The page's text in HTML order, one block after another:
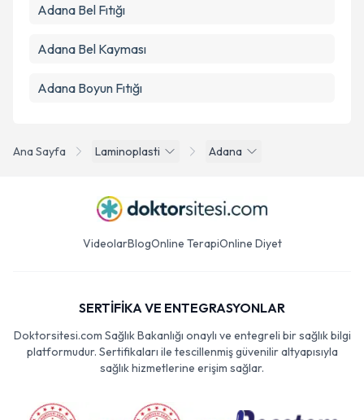
Ana Sayfa Laminoplasti Adana
Adana Bel Fıtığı
Adana Bel Kayması
Adana Boyun Fıtığı
VideolarBlogOnline TerapiOnline Diyet
SERTİFİKA VE ENTEGRASYONLAR
Doktorsitesi.com Sağlık Bakanlığı onaylı ve entegreli bir sağlık bilgi
platformudur. Sertifikaları ile tescillenmiş güvenilir altyapısıyla
sağlık hizmetlerine erişim sağlar.